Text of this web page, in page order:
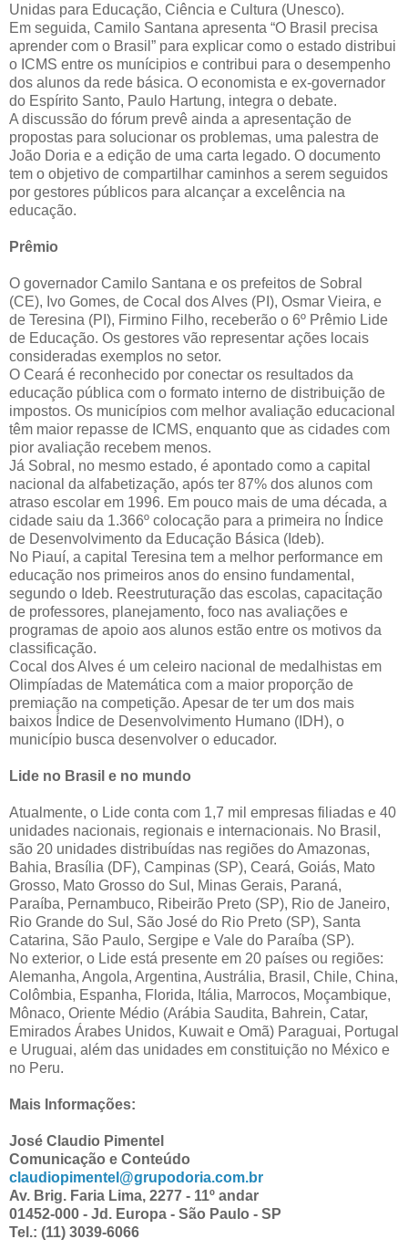
Unidas para Educação, Ciência e Cultura (Unesco).
Em seguida, Camilo Santana apresenta “O Brasil precisa
aprender com o Brasil” para explicar como o estado distribui
o ICMS entre os munícipios e contribui para o desempenho
dos alunos da rede básica. O economista e ex-governador
do Espírito Santo, Paulo Hartung, integra o debate.
A discussão do fórum prevê ainda a apresentação de
propostas para solucionar os problemas, uma palestra de
João Doria e a edição de uma carta legado. O documento
tem o objetivo de compartilhar caminhos a serem seguidos
por gestores públicos para alcançar a excelência na
educação.
Prêmio
O governador Camilo Santana e os prefeitos de Sobral
(CE), Ivo Gomes, de Cocal dos Alves (PI), Osmar Vieira, e
de Teresina (PI), Firmino Filho, receberão o 6º Prêmio Lide
de Educação. Os gestores vão representar ações locais
consideradas exemplos no setor.
O Ceará é reconhecido por conectar os resultados da
educação pública com o formato interno de distribuição de
impostos. Os municípios com melhor avaliação educacional
têm maior repasse de ICMS, enquanto que as cidades com
pior avaliação recebem menos.
Já Sobral, no mesmo estado, é apontado como a capital
nacional da alfabetização, após ter 87% dos alunos com
atraso escolar em 1996. Em pouco mais de uma década, a
cidade saiu da 1.366º colocação para a primeira no Índice
de Desenvolvimento da Educação Básica (Ideb).
No Piauí, a capital Teresina tem a melhor performance em
educação nos primeiros anos do ensino fundamental,
segundo o Ideb. Reestruturação das escolas, capacitação
de professores, planejamento, foco nas avaliações e
programas de apoio aos alunos estão entre os motivos da
classificação.
Cocal dos Alves é um celeiro nacional de medalhistas em
Olimpíadas de Matemática com a maior proporção de
premiação na competição. Apesar de ter um dos mais
baixos Índice de Desenvolvimento Humano (IDH), o
município busca desenvolver o educador.
Lide no Brasil e no mundo
Atualmente, o Lide conta com 1,7 mil empresas filiadas e 40
unidades nacionais, regionais e internacionais. No Brasil,
são 20 unidades distribuídas nas regiões do Amazonas,
Bahia, Brasília (DF), Campinas (SP), Ceará, Goiás, Mato
Grosso, Mato Grosso do Sul, Minas Gerais, Paraná,
Paraíba, Pernambuco, Ribeirão Preto (SP), Rio de Janeiro,
Rio Grande do Sul, São José do Rio Preto (SP), Santa
Catarina, São Paulo, Sergipe e Vale do Paraíba (SP).
No exterior, o Lide está presente em 20 países ou regiões:
Alemanha, Angola, Argentina, Austrália, Brasil, Chile, China,
Colômbia, Espanha, Florida, Itália, Marrocos, Moçambique,
Mônaco, Oriente Médio (Arábia Saudita, Bahrein, Catar,
Emirados Árabes Unidos, Kuwait e Omã) Paraguai, Portugal
e Uruguai, além das unidades em constituição no México e
no Peru.
Mais Informações:
José Claudio Pimentel
Comunicação e Conteúdo
claudiopimentel@grupodoria.com.br
Av. Brig. Faria Lima, 2277 - 11º andar
01452-000 - Jd. Europa - São Paulo - SP
Tel.: (11) 3039-6066